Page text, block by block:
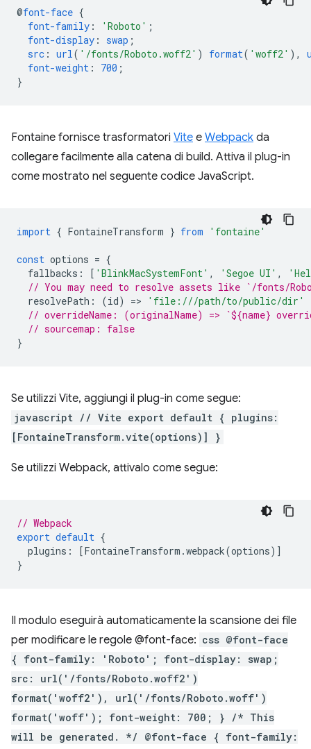
@font-face {
font-family : 'Roboto' ;
font-display : swap ;
src : url( '/fonts/Roboto.woff2' ) format( 'woff2' ),
font-weight : 700 ;
}
Fontaine fornisce trasformatori Vite e Webpack da
collegare facilmente alla catena di build. Attiva il plug-in
come mostrato nel seguente codice JavaScript.
import { FontaineTransform } from 'fontaine'
const options = {
fallbacks : [ 'BlinkMacSystemFont' , 'Segoe UI' ,
// You may need to resolve assets like `/fonts/
resolvePath : (id) => 'file:///path/to/public/dir'
// overrideName: (originalName) => `${name}
// sourcemap: false
}
Se utilizzi Vite, aggiungi il plug-in come segue:
javascript // Vite export default { plugins:
[FontaineTransform.vite(options)] }
Se utilizzi Webpack, attivalo come segue:
// Webpack
export default {
plugins : [FontaineTransform .webpack(options)]
}
Il modulo eseguirà automaticamente la scansione dei file
per modificare le regole @font-face: css @font-face
{ font-family: 'Roboto'; font-display: swap;
src: url('/fonts/Roboto.woff2')
format('woff2'), url('/fonts/Roboto.woff')
format('woff'); font-weight: 700; } /* This
will be generated. */ @font-face { font-family: